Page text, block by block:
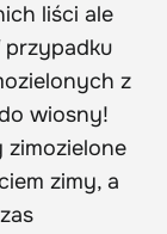
liści ale
przypadku
z
wiosny!
zimy, a